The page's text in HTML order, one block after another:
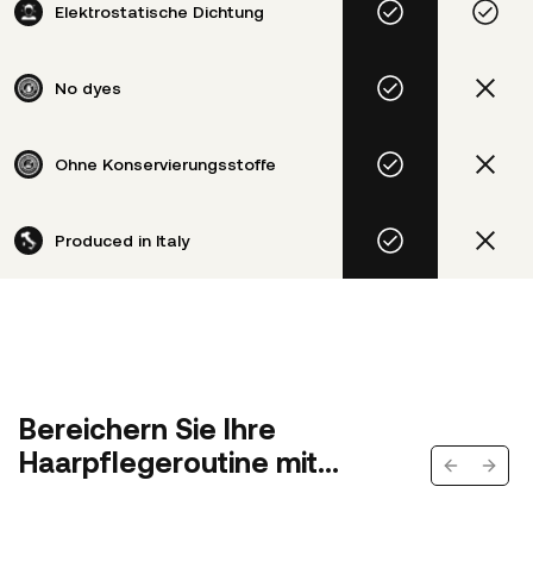
Elektrostatische Dichtung
No dyes
Ohne Konservierungsstoffe
Produced in Italy
Bereichern Sie Ihre
Haarpflegeroutine mit...
Previous
Next